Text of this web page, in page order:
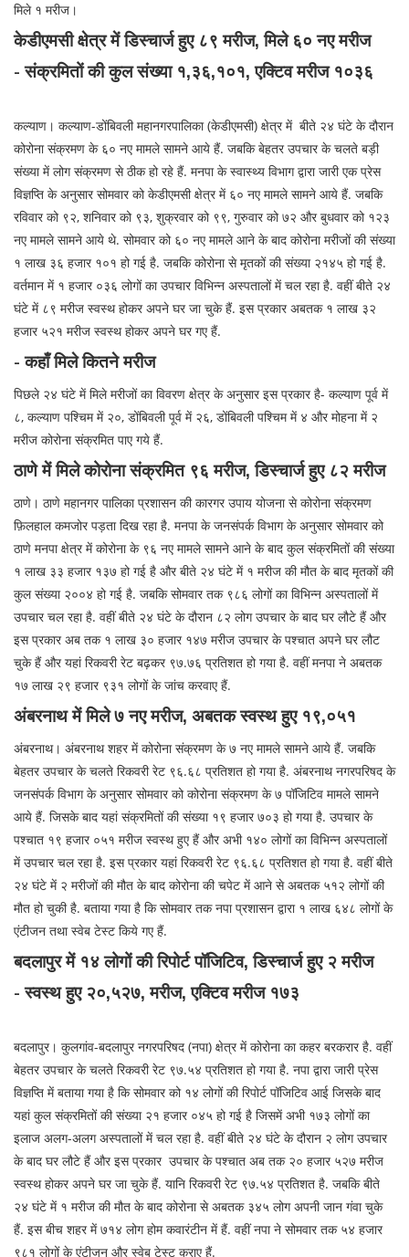
मिले १ मरीज।
केडीएमसी क्षेत्र में डिस्चार्ज हुए ८९ मरीज, मिले ६० नए मरीज
- संक्रमितों की कुल संख्या १,३६,१०१, एक्टिव मरीज १०३६
कल्याण। कल्याण-डोंबिवली महानगरपालिका (केडीएमसी) क्षेत्र में बीते २४ घंटे के दौरान
कोरोना संक्रमण के ६० नए मामले सामने आये हैं. जबकि बेहतर उपचार के चलते बड़ी
संख्या में लोग संक्रमण से ठीक हो रहे हैं. मनपा के स्वास्थ्य विभाग द्वारा जारी एक प्रेस
विज्ञप्ति के अनुसार सोमवार को केडीएमसी क्षेत्र में ६० नए मामले सामने आये हैं. जबकि
रविवार को ९२, शनिवार को ९३, शुक्रवार को ९९, गुरुवार को ७२ और बुधवार को १२३
नए मामले सामने आये थे. सोमवार को ६० नए मामले आने के बाद कोरोना मरीजों की संख्या
१ लाख ३६ हजार १०१ हो गई है. जबकि कोरोना से मृतकों की संख्या २१४५ हो गई है.
वर्तमान में १ हजार ०३६ लोगों का उपचार विभिन्न अस्पतालों में चल रहा है. वहीं बीते २४
घंटे में ८९ मरीज स्वस्थ होकर अपने घर जा चुके हैं. इस प्रकार अबतक १ लाख ३२
हजार ५२१ मरीज स्वस्थ होकर अपने घर गए हैं.
- कहाँ मिले कितने मरीज
पिछले २४ घंटे में मिले मरीजों का विवरण क्षेत्र के अनुसार इस प्रकार है- कल्याण पूर्व में
८, कल्याण पश्चिम में २०, डोंबिवली पूर्व में २६, डोंबिवली पश्चिम में ४ और मोहना में २
मरीज कोरोना संक्रमित पाए गये हैं.
ठाणे में मिले कोरोना संक्रमित ९६ मरीज, डिस्चार्ज हुए ८२ मरीज
ठाणे। ठाणे महानगर पालिका प्रशासन की कारगर उपाय योजना से कोरोना संक्रमण
फ़िलहाल कमजोर पड़ता दिख रहा है. मनपा के जनसंपर्क विभाग के अनुसार सोमवार को
ठाणे मनपा क्षेत्र में कोरोना के ९६ नए मामले सामने आने के बाद कुल संक्रमितों की संख्या
१ लाख ३३ हजार १३७ हो गई है और बीते २४ घंटे में १ मरीज की मौत के बाद मृतकों की
कुल संख्या २००४ हो गई है. जबकि सोमवार तक ९८६ लोगों का विभिन्न अस्पतालों में
उपचार चल रहा है. वहीं बीते २४ घंटे के दौरान ८२ लोग उपचार के बाद घर लौटे हैं और
इस प्रकार अब तक १ लाख ३० हजार १४७ मरीज उपचार के पश्चात अपने घर लौट
चुके हैं और यहां रिकवरी रेट बढ़कर ९७.७६ प्रतिशत हो गया है. वहीं मनपा ने अबतक
१७ लाख २९ हजार ९३१ लोगों के जांच करवाए हैं.
अंबरनाथ में मिले ७ नए मरीज, अबतक स्वस्थ हुए १९,०५१
अंबरनाथ। अंबरनाथ शहर में कोरोना संक्रमण के ७ नए मामले सामने आये हैं. जबकि
बेहतर उपचार के चलते रिकवरी रेट ९६.६८ प्रतिशत हो गया है. अंबरनाथ नगरपरिषद के
जनसंपर्क विभाग के अनुसार सोमवार को कोरोना संक्रमण के ७ पॉजिटिव मामले सामने
आये हैं. जिसके बाद यहां संक्रमितों की संख्या १९ हजार ७०३ हो गया है. उपचार के
पश्चात १९ हजार ०५१ मरीज स्वस्थ हुए हैं और अभी १४० लोगों का विभिन्न अस्पतालों
में उपचार चल रहा है. इस प्रकार यहां रिकवरी रेट ९६.६८ प्रतिशत हो गया है. वहीं बीते
२४ घंटे में २ मरीजों की मौत के बाद कोरोना की चपेट में आने से अबतक ५१२ लोगों की
मौत हो चुकी है. बताया गया है कि सोमवार तक नपा प्रशासन द्वारा १ लाख ६४८ लोगों के
एंटीजन तथा स्वेब टेस्ट किये गए हैं.
बदलापुर में १४ लोगों की रिपोर्ट पॉजिटिव, डिस्चार्ज हुए २ मरीज
- स्वस्थ हुए २०,५२७, मरीज, एक्टिव मरीज १७३
बदलापुर। कुलगांव-बदलापुर नगरपरिषद (नपा) क्षेत्र में कोरोना का कहर बरकरार है. वहीं
बेहतर उपचार के चलते रिकवरी रेट ९७.५४ प्रतिशत हो गया है. नपा द्वारा जारी प्रेस
विज्ञप्ति में बताया गया है कि सोमवार को १४ लोगों की रिपोर्ट पॉजिटिव आई जिसके बाद
यहां कुल संक्रमितों की संख्या २१ हजार ०४५ हो गई है जिसमें अभी १७३ लोगों का
इलाज अलग-अलग अस्पतालों में चल रहा है. वहीं बीते २४ घंटे के दौरान २ लोग उपचार
के बाद घर लौटे हैं और इस प्रकार उपचार के पश्चात अब तक २० हजार ५२७ मरीज
स्वस्थ होकर अपने घर जा चुके हैं. यानि रिकवरी रेट ९७.५४ प्रतिशत है. जबकि बीते
२४ घंटे में १ मरीज की मौत के बाद कोरोना से अबतक ३४५ लोग अपनी जान गंवा चुके
हैं. इस बीच शहर में ७१४ लोग होम कवारंटीन में हैं. वहीं नपा ने सोमवार तक ५४ हजार
९८१ लोगों के एंटीजन और स्वेब टेस्ट कराए हैं.